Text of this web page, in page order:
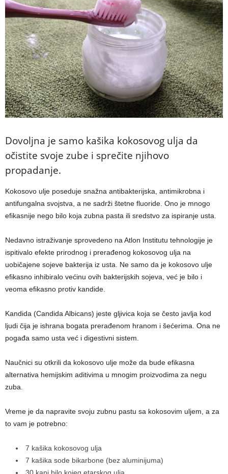
Dovoljna je samo kašika kokosovog ulja da
očistite svoje zube i sprečite njihovo
propadanje.
Kokosovo ulje poseduje snažna antibakterijska, antimikrobna i
antifungalna svojstva, a ne sadrži štetne fluoride. Ono je mnogo
efikasnije nego bilo koja zubna pasta ili sredstvo za ispiranje usta.
Nedavno istraživanje sprovedeno na Atlon Institutu tehnologije je
ispitivalo efekte prirodnog i prerađenog kokosovog ulja na
uobičajene sojeve bakterija iz usta. Ne samo da je kokosovo ulje
efikasno inhibiralo većinu ovih bakterijskih sojeva, već je bilo i
veoma efikasno protiv kandide.
Kandida (Candida Albicans) jeste gljivica koja se često javlja kod
ljudi čija je ishrana bogata prerađenom hranom i šećerima. Ona ne
pogađa samo usta već i digestivni sistem.
Naučnici su otkrili da kokosovo ulje može da bude efikasna
alternativa hemijskim aditivima u mnogim proizvodima za negu
zuba.
Vreme je da napravite svoju zubnu pastu sa kokosovim uljem, a za
to vam je potrebno:
7 kašika kokosovog ulja
7 kašika sode bikarbone (bez aluminijuma)